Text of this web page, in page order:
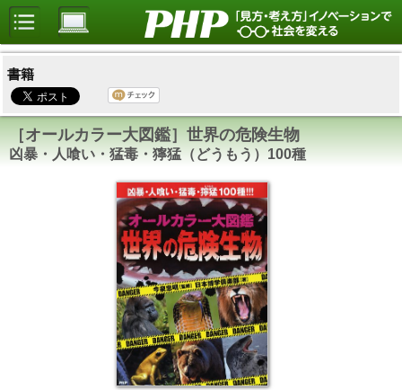
書籍
［オールカラー大図鑑］世界の危険生物
凶暴・人喰い・猛毒・獰猛（どうもう）100種